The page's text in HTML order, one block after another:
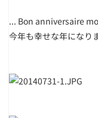
... Bon anniversaire
今年も幸せな年になり